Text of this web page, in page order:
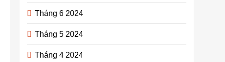
Tháng 6 2024
Tháng 5 2024
Tháng 4 2024